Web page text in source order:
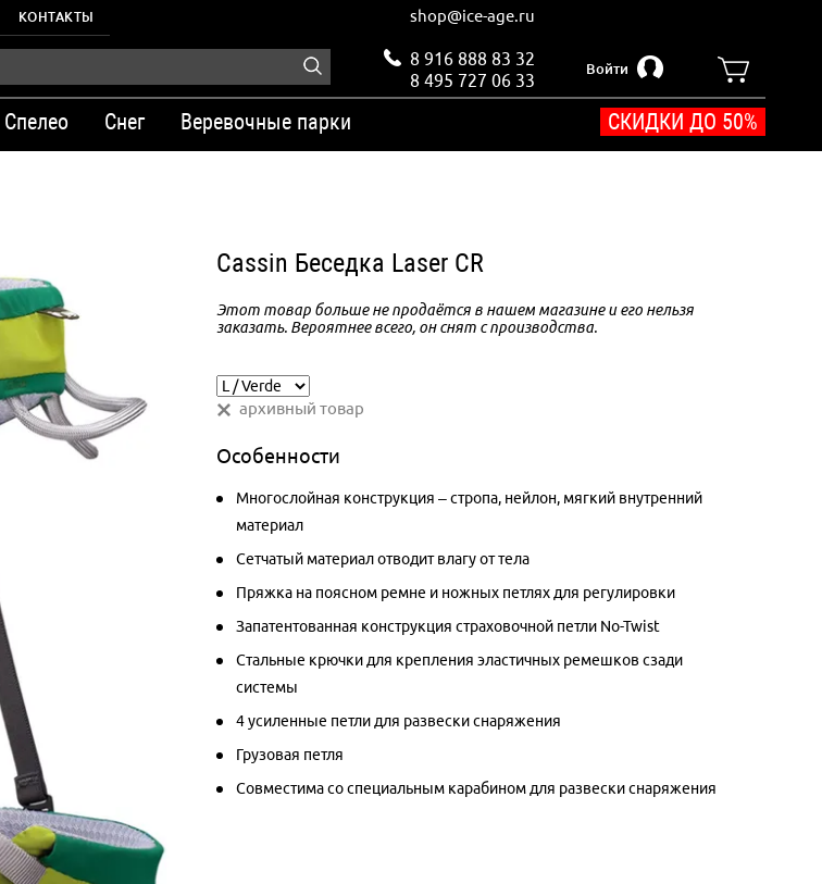
КОНТАКТЫ shop@ice-age.ru
8 916 888 83 32
8 495 727 06 33
Войти
Спелео Снег Веревочные парки СКИДКИ ДО 50%
Cassin Беседка Laser CR
Этот товар больше не продаётся в нашем магазине и его нельзя
заказать. Вероятнее всего, он снят с производства.
архивный товар
Особенности
Многослойная конструкция – стропа, нейлон, мягкий внутренний
материал
Сетчатый материал отводит влагу от тела
Пряжка на поясном ремне и ножных петлях для регулировки
Запатентованная конструкция страховочной петли No-Twist
Стальные крючки для крепления эластичных ремешков сзади
системы
4 усиленные петли для развески снаряжения
Грузовая петля
Совместима со специальным карабином для развески снаряжения